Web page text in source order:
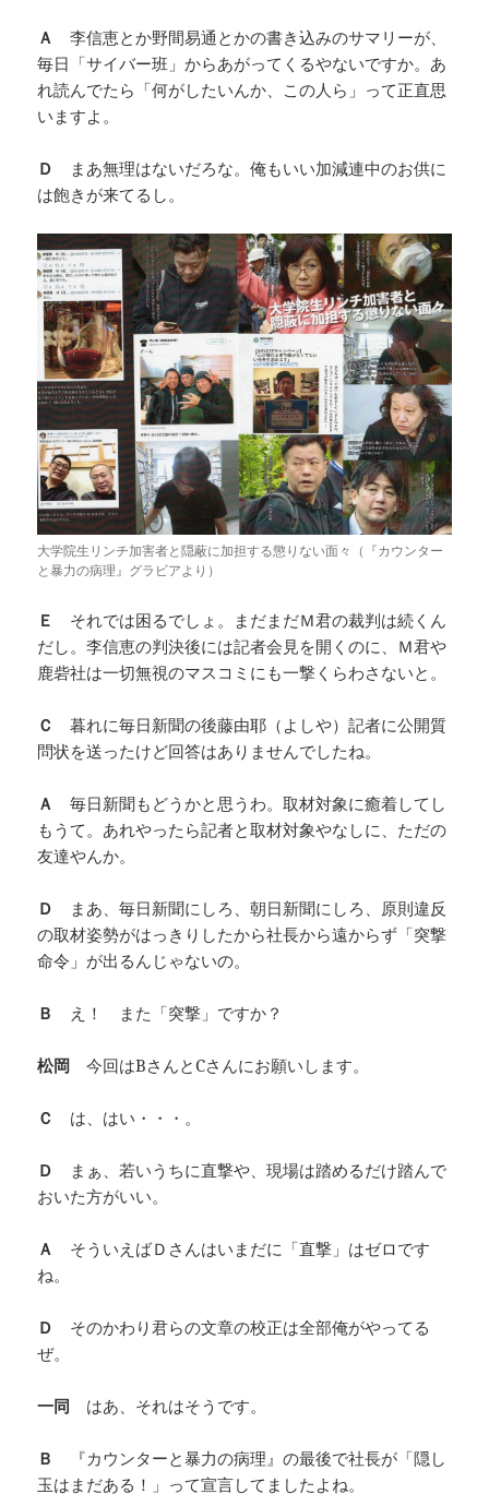
Ａ李信恵とか野間易通とかの書き込みのサマリーが、
毎日「サイバー班」からあがってくるやないですか。あ
れ読んでたら「何がしたいんか、この人ら」って正直思
いますよ。
Ｄ
まあ無理はないだろな。俺もいい加減連中のお供に
は飽きが来てるし。
大学院生リンチ加害者と隠蔽に加担する懲りない面々（『カウンター
と暴力の病理』グラビアより）
Ｅ それでは困るでしょ。まだまだＭ君の裁判は続くん
だし。李信恵の判決後には記者会見を開くのに、Ｍ君や
鹿砦社は一切無視のマスコミにも一撃くらわさないと。
Ｃ暮れに毎日新聞の後藤由耶（よしや）記者に公開質
問状を送ったけど回答はありませんでしたね。
Ａ毎日新聞もどうかと思うわ。取材対象に癒着してし
もうて。あれやったら記者と取材対象やなしに、ただの
友達やんか。
Ｄ
まあ、毎日新聞にしろ、朝日新聞にしろ、原則違反
の取材姿勢がはっきりしたから社長から遠からず「突撃
命令」が出るんじゃないの。
Ｂ え！ また「突撃」ですか？
松岡今回はBさんとCさんにお願いします。
Ｃ は、はい・・・。
Ｄ
まぁ、若いうちに直撃や、現場は踏めるだけ踏んで
おいた方がいい。
Ａ そういえばＤさんはいまだに「直撃」はゼロです
ね。
Ｄ そのかわり君らの文章の校正は全部俺がやってる
ぜ。
一同 はあ、それはそうです。
Ｂ
『カウンターと暴力の病理』の最後で社長が「隠し
玉はまだある！」って宣言してましたよね。